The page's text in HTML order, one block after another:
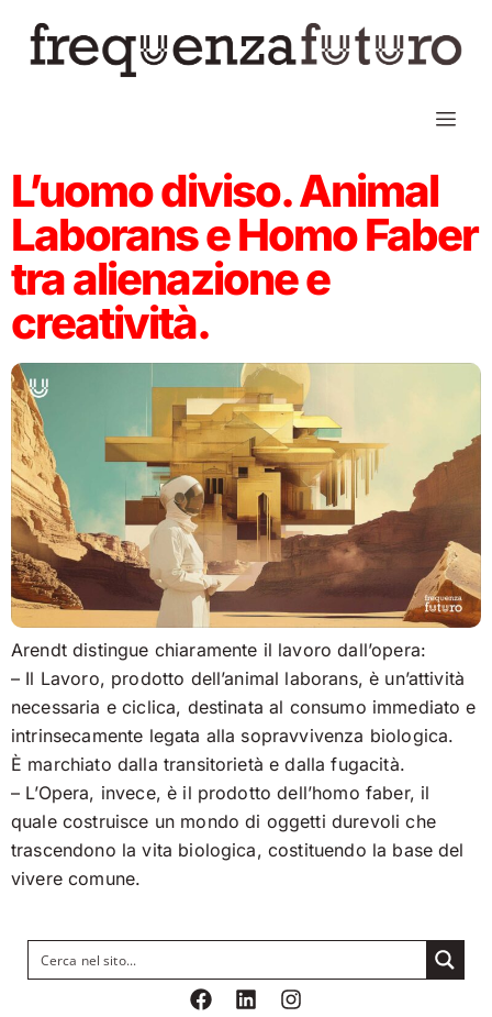
L’uomo diviso. Animal
Laborans e Homo Faber
tra alienazione e
creatività.
Arendt distingue chiaramente il lavoro dall’opera:
– Il Lavoro, prodotto dell’animal laborans, è un’attività
necessaria e ciclica, destinata al consumo immediato e
intrinsecamente legata alla sopravvivenza biologica.
È marchiato dalla transitorietà e dalla fugacità.
– L’Opera, invece, è il prodotto dell’homo faber, il
quale costruisce un mondo di oggetti durevoli che
trascendono la vita biologica, costituendo la base del
vivere comune.